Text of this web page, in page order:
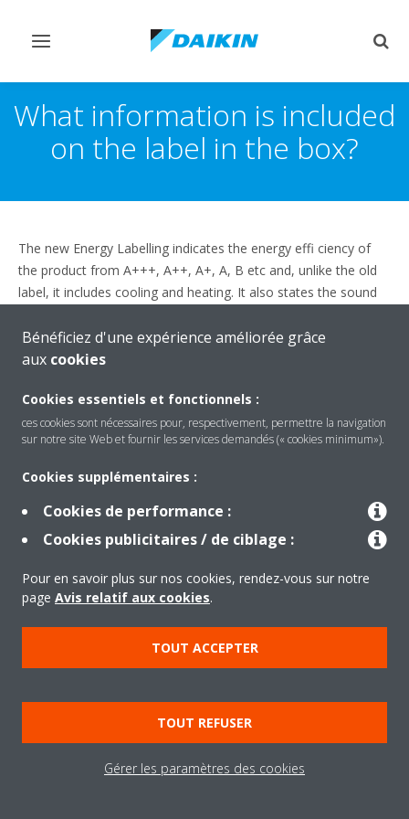
Afficher/masquer
What information is included
on the label in the box?
The new Energy Labelling indicates the energy effi ciency of
the product from A+++, A++, A+, A, B etc and, unlike the old
label, it includes cooling and heating. It also states the sound
Solutions
À propos de Daikin
Copyright © Daikin
Legal notice
Cookie notice Data privacy Corporate ethics
Bénéficiez d'une expérience améliorée grâce
aux cookies
Cookies essentiels et fonctionnels :
ces cookies sont nécessaires pour, respectivement, permettre la navigation
sur notre site Web et fournir les services demandés (« cookies minimum»).
Cookies supplémentaires :
Cookies de performance :
Cookies publicitaires / de ciblage :
Pour en savoir plus sur nos cookies, rendez-vous sur notre
page Avis relatif aux cookies.
TOUT ACCEPTER
TOUT REFUSER
Gérer les paramètres des cookies